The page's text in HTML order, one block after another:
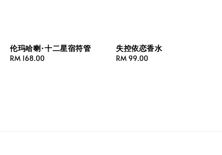
伦玛哈喇·十二星宿符管
Regular
RM 168.00
失控依恋香水
Regular
RM 99.00